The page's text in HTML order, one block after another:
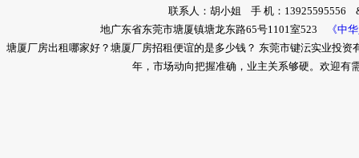
联系人：胡小姐 手 机：13925595556
地广东省东莞市塘厦镇塘龙东路65号1101室523
《中
塘厦厂房出租哪家好？塘厦厂房招租便谊的是多少钱？ 东莞市键沄实业投
年，市场动向把握准确，业主关系够硬。欢迎有